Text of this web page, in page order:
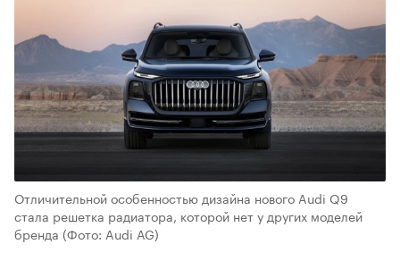
Отличительной особенностью дизайна нового Audi Q9
стала решетка радиатора, которой нет у других моделей
бренда (Фото: Audi AG)